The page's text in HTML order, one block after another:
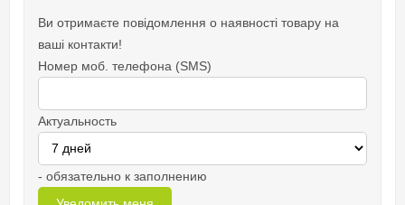
Ви отримаєте повідомлення о наявності товару на
ваші контакти!
Номер моб. телефона (SMS)
Актуальность
- обязательно к заполнению